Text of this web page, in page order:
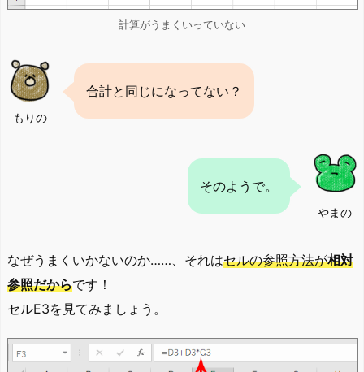
計算がうまくいっていない
もりの
合計と同じになってない？
やまの
そのようで。
なぜうまくいかないのか……、それはセルの参照方法が相対
参照だからです！
セルE3を見てみましょう。